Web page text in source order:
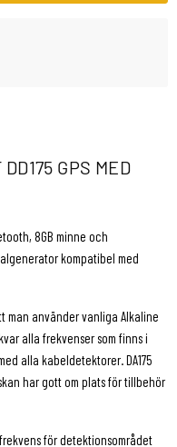
GPS MED
8GB minne och
kompatibel med
man använder vanliga Alkaline
alla frekvenser som finns i
alla kabeldetektorer. DA175
har gott om plats för tillbehör
för detektionsområdet